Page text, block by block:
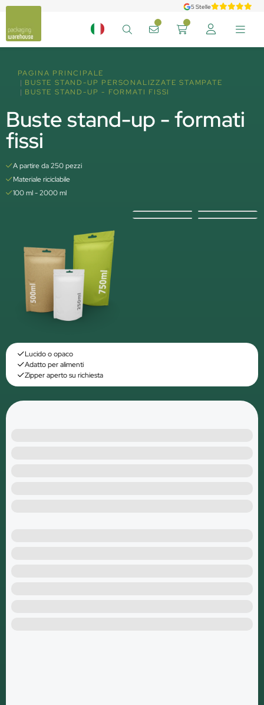
5 Stelle
PAGINA PRINCIPALE
BUSTE STAND-UP PERSONALIZZATE STAMPATE
BUSTE STAND-UP - FORMATI FISSI
Buste stand-up - formati
fissi
A partire da 250 pezzi
Materiale riciclabile
100 ml - 2000 ml
Lucido o opaco
Adatto per alimenti
Zipper aperto su richiesta